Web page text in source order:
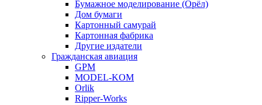
Бумажное моделирование (Орёл)
Дом бумаги
Картонный самурай
Картонная фабрика
Другие издатели
Гражданская авиация
GPM
MODEL-KOM
Orlik
Ripper-Works